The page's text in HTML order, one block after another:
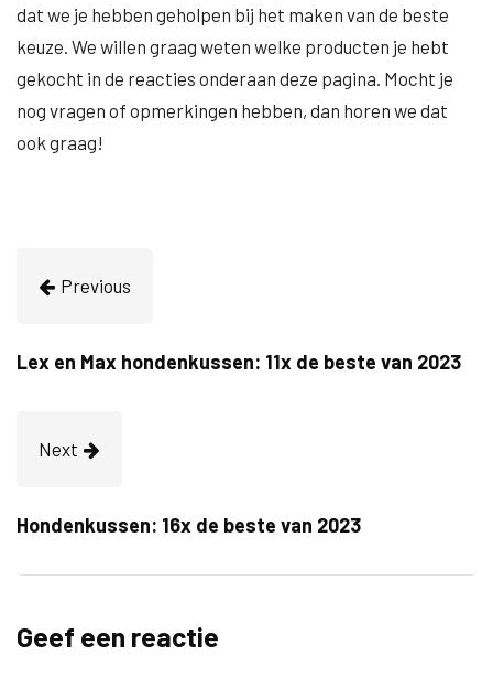
dat we je hebben geholpen bij het maken van de beste
keuze. We willen graag weten welke producten je hebt
gekocht in de reacties onderaan deze pagina. Mocht je
nog vragen of opmerkingen hebben, dan horen we dat
ook graag!
Previous
Lex en Max hondenkussen: 11x de beste van 2023
Next
Hondenkussen: 16x de beste van 2023
Geef een reactie